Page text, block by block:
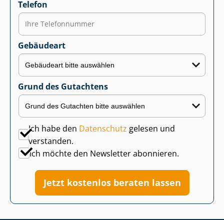
Telefon
Gebäudeart
Grund des Gutachtens
Ich habe den Datenschutz gelesen und
verstanden.
Ich möchte den Newsletter abonnieren.
Jetzt kostenlos beraten lassen